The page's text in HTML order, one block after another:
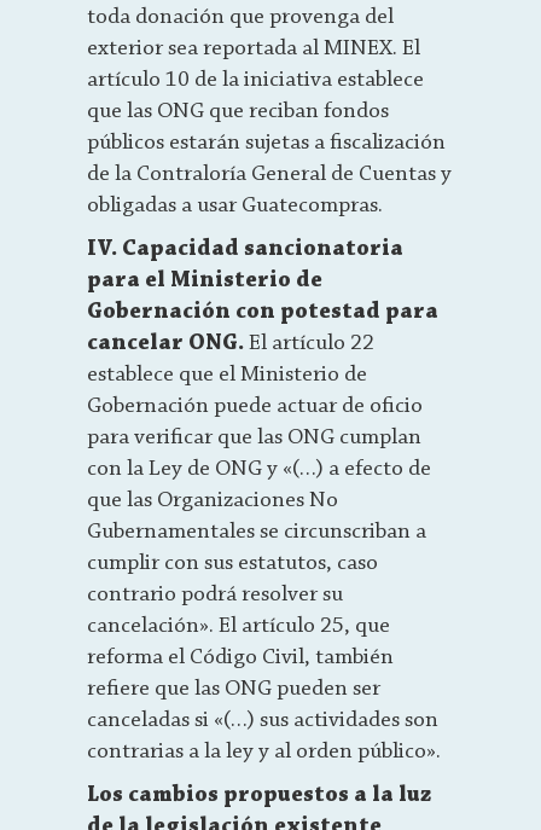
toda donación que provenga del
exterior sea reportada al MINEX. El
artículo 10 de la iniciativa establece
que las ONG que reciban fondos
públicos estarán sujetas a fiscalización
de la Contraloría General de Cuentas y
obligadas a usar Guatecompras.
IV. Capacidad sancionatoria
para el Ministerio de
Gobernación con potestad para
cancelar ONG. El artículo 22
establece que el Ministerio de
Gobernación puede actuar de oficio
para verificar que las ONG cumplan
con la Ley de ONG y «(…) a efecto de
que las Organizaciones No
Gubernamentales se circunscriban a
cumplir con sus estatutos, caso
contrario podrá resolver su
cancelación». El artículo 25, que
reforma el Código Civil, también
refiere que las ONG pueden ser
canceladas si «(…) sus actividades son
contrarias a la ley y al orden público».
Los cambios propuestos a la luz